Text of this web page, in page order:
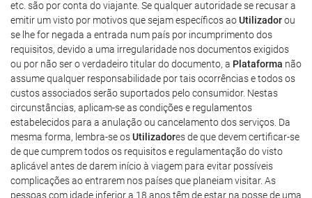
etc. são por conta do viajante. Se qualquer autoridade se recusar a
emitir um visto por motivos que sejam específicos aoUtilizadorou
se lhe for negada a entrada num país por incumprimento dos
requisitos, devido a uma irregularidade nos documentos exigidos
ou por não ser o verdadeiro titular do documento, a Plataforma não
assume qualquer responsabilidade por tais ocorrências e todos os
custos associados serão suportados pelo consumidor. Nestas
circunstâncias, aplicam-se as condições e regulamentos
estabelecidos para a anulação ou cancelamento dos serviços. Da
mesma forma, lembra-se osUtilizadores de que devem certificar-se
de que cumprem todos os requisitos e regulamentação do visto
aplicável antes de darem início à viagem para evitar possíveis
complicações ao entrarem nos países que planeiam visitar. As
pessoas com idade inferior a 18 anos têm de estar na posse de uma